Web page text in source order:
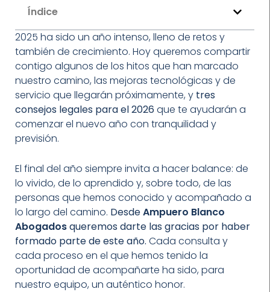
Índice
2025 ha sido un año intenso, lleno de retos y
también de crecimiento. Hoy queremos compartir
contigo algunos de los hitos que han marcado
nuestro camino, las mejoras tecnológicas y de
servicio que llegarán próximamente, y tres
consejos legales para el 2026que te ayudarán a
comenzar el nuevo año con tranquilidad y
previsión.
El final del año siempre invita a hacer balance: de
lo vivido, de lo aprendido y, sobre todo, de las
personas que hemos conocido y acompañado a
lo largo del camino. DesdeAmpuero Blanco
Abogadosqueremos darte las gracias por haber
formado parte de este año. Cada consulta y
cada proceso en el que hemos tenido la
oportunidad de acompañarte ha sido, para
nuestro equipo, un auténtico honor.